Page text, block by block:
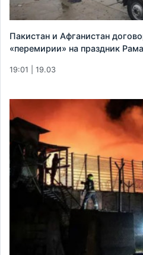
Пакистан и Афганистан
«перемирии» на праздник
19:01 | 19.03